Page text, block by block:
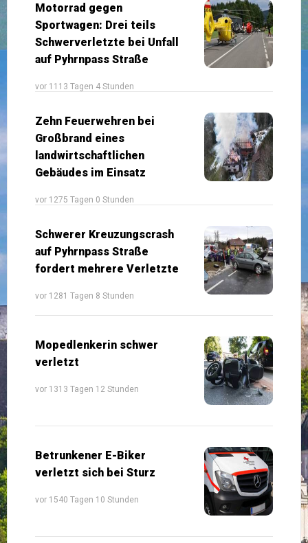
Motorrad gegen
Sportwagen: Drei teils
Schwerverletzte bei Unfall
auf Pyhrnpass Straße
vor 1113 Tagen 4 Stunden
Zehn Feuerwehren bei
Großbrand eines
landwirtschaftlichen
Gebäudes im Einsatz
vor 1275 Tagen 0 Stunden
Schwerer Kreuzungscrash
auf Pyhrnpass Straße
fordert mehrere Verletzte
vor 1281 Tagen 8 Stunden
Mopedlenkerin schwer
verletzt
vor 1313 Tagen 12 Stunden
Betrunkener E-Biker
verletzt sich bei Sturz
vor 1540 Tagen 10 Stunden